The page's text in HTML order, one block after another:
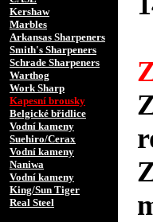
Kershaw
Marbles
Arkansas Sharpeners
Smith's Sharpeners
Schrade Sharpeners
Warthog
Work Sharp
Kapesní brousky
Belgické břidlice
Vodní kameny
Suehiro/Cerax
Vodní kameny
Naniwa
Vodní kameny
King/Sun Tiger
Real Steel